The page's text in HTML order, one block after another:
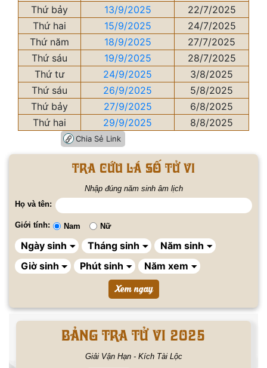
Thứ bảy
13/9/2025
22/7/2025
Thứ hai
15/9/2025
24/7/2025
Thứ năm
18/9/2025
27/7/2025
Thứ sáu
19/9/2025
28/7/2025
Thứ tư
24/9/2025
3/8/2025
Thứ sáu
26/9/2025
5/8/2025
Thứ bảy
27/9/2025
6/8/2025
Thứ hai
29/9/2025 8/8/2025
Chia Sẻ Link
Tra cứu lá số tử vi
Nhập đúng năm sinh âm lịch
Họ và tên:
Giới tính: Nam Nữ
BẢNG TRA TỬ VI 2025
Giải Vận Hạn - Kích Tài Lộc